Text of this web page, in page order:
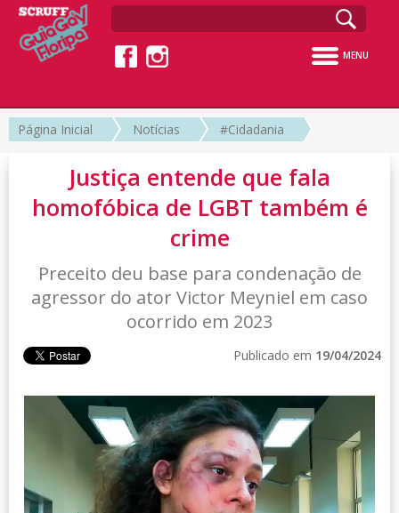
MENU
Página Inicial Notícias #Cidadania
Justiça entende que fala
homofóbica de LGBT também é
crime
Preceito deu base para condenação de
agressor do ator Victor Meyniel em caso
ocorrido em 2023
Publicado em 19/04/2024